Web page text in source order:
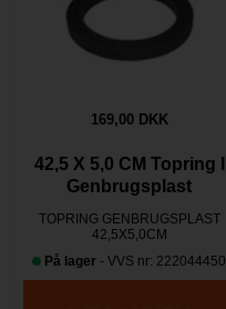
169,00 DKK
42,5 X 5,0 CM Topring I
Genbrugsplast
TOPRING GENBRUGSPLAST
42,5X5,0CM
På lager - VVS nr: 222044450